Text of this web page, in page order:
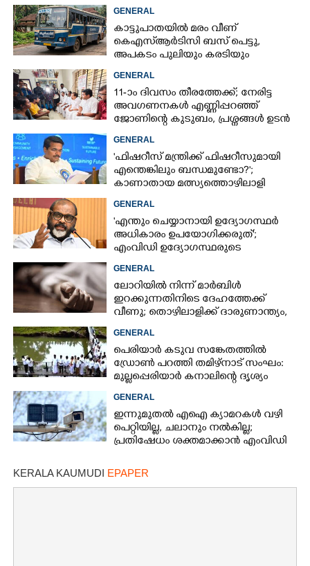
GENERAL
കാട്ടുപാതയിൽ മരം വീണ്
കെഎസ്‌ആർടിസി ബസ് പെട്ടു,
അപകടം പുലിയും കരടിയും
ഇറങ്ങുന്നിടത്ത്, പിന്നെ നടന്നത്
GENERAL
11-ാം ദിവസം തീരത്തേക്ക്; നേരിട്ട
അവഗണനകൾ എണ്ണിപ്പറഞ്ഞ്
ജോണിന്റെ കുടുബം,​ പ്രശ്നങ്ങൾ ഉടൻ
പരിഹരിക്കുമെന്ന് മന്ത്രിമാർ
GENERAL
'ഫിഷറീസ് മന്ത്രിക്ക് ഫിഷറീസുമായി
എന്തെങ്കിലും ബന്ധമുണ്ടോ?';
കാണാതായ മത്സ്യത്തൊഴിലാളി
ജോണിന്റെ മകൾ
GENERAL
'എന്തും ചെയ്യാനായി ഉദ്യോഗസ്ഥർ
അധികാരം ഉപയോഗിക്കരുത്';
എംവിഡി ഉദ്യോഗസ്ഥരുടെ
സസ്‌പെൻഷൻ ശിക്ഷയല്ലെന്ന് മന്ത്രി
GENERAL
ലോറിയിൽ നിന്ന് മാർബിൾ
ഇറക്കുന്നതിനിടെ ദേഹത്തേക്ക്
വീണു; തൊഴിലാളിക്ക് ദാരുണാന്ത്യം,
ഒരാൾക്ക് പരിക്ക്
GENERAL
പെരിയാർ കടുവ സങ്കേതത്തിൽ
ഡ്രോൺ പറത്തി തമിഴ്നാട് സംഘം:
മുല്ലപ്പെരിയാർ കനാലിന്റെ ദൃശ്യം
പകർത്തി, വിവാദം
GENERAL
ഇന്നുമുതൽ എഐ ക്യാമറകൾ വഴി
പെറ്റിയില്ല, ചലാനും നൽകില്ല;
പ്രതിഷേധം ശക്തമാക്കാൻ എംവിഡി
KERALA KAUMUDI EPAPER